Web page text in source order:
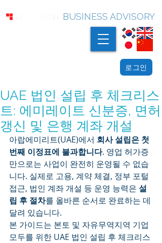
BUSINESS ADVISORY
로그인
UAE 법인 설립 후 체크리스
트: 에미레이트 신분증, 면허
갱신 및 은행 계좌 개설
아랍에미리트(UAE)에서 회사 설립은 첫
번째 이정표에 불과합니다. 영업 허가증
만으로는 사업이 완전히 운영될 수 없습
니다. 실제로 고용, 계약 체결, 정부 포털
접근, 법인 계좌 개설 등 운영 능력은 설
립 후 절차를 올바른 순서로 완료하는 데
달려 있습니다.
본 가이드는 본토 및 자유무역지역 기업
모두를 위한 UAE 법인 설립 후 체크리스